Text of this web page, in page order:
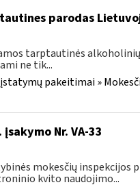
parodas
tarptautinės
ne tik...
pakeitimai »
Nr. VA-33
mokesčių inspekcijos
kvito naudojimo...